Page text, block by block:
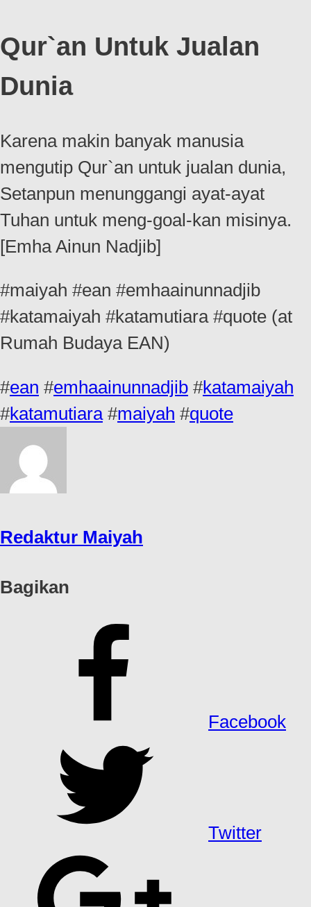
Qur`an Untuk Jualan
Dunia
Karena makin banyak manusia
mengutip Qur`an untuk jualan dunia,
Setanpun menunggangi ayat-ayat
Tuhan untuk meng-goal-kan misinya.
[Emha Ainun Nadjib]
#maiyah #ean #emhaainunnadjib
#katamaiyah #katamutiara #quote (at
Rumah Budaya EAN)
#ean #emhaainunnadjib #katamaiyah
#katamutiara#maiyah #quote
Redaktur Maiyah
Bagikan
Facebook
Twitter